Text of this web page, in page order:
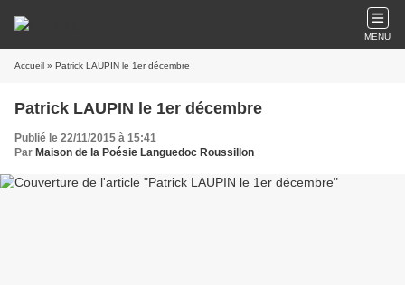
MENU
Accueil » Patrick LAUPIN le 1er décembre
Patrick LAUPIN le 1er décembre
Publié le 22/11/2015 à 15:41
Par Maison de la Poésie Languedoc Roussillon